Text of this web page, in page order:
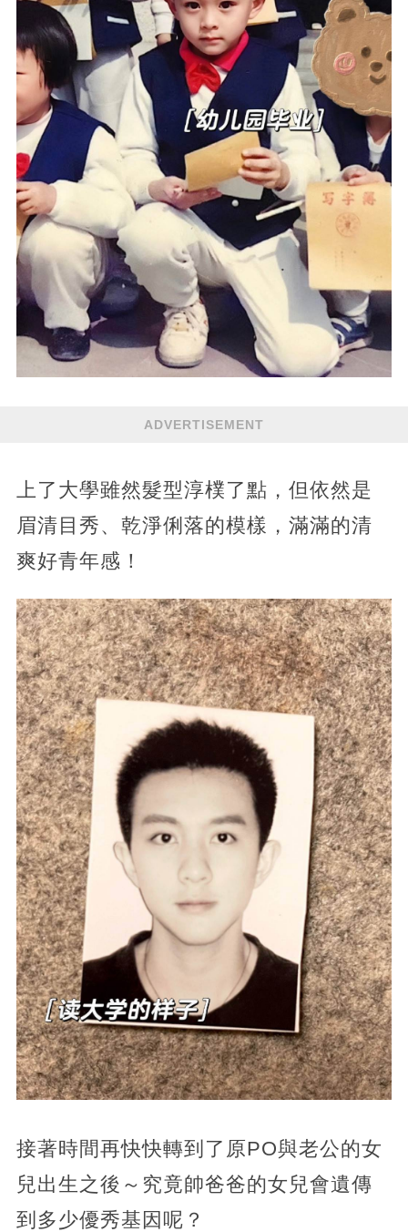
ADVERTISEMENT
上了大學雖然髮型淳樸了點，但依然是
眉清目秀、乾淨俐落的模樣，滿滿的清
爽好青年感！
接著時間再快快轉到了原PO與老公的女
兒出生之後～究竟帥爸爸的女兒會遺傳
到多少優秀基因呢？